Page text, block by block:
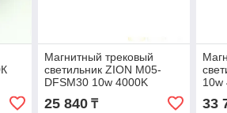
Магнитный трековый
светильник ZION M05-
DFSM30 10w 4000K
25 840₸
10w
33